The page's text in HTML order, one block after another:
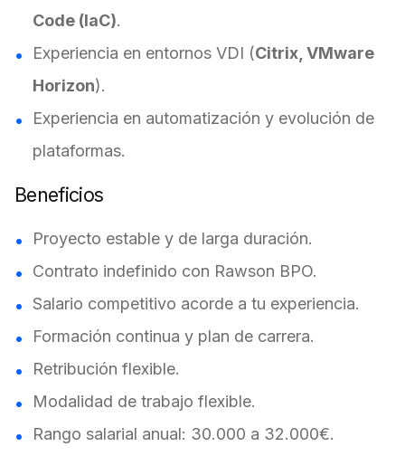
Code (IaC).
Experiencia en entornos VDI (Citrix, VMware
Horizon).
Experiencia en automatización y evolución de
plataformas.
Beneficios
Proyecto estable y de larga duración.
Contrato indefinido con Rawson BPO.
Salario competitivo acorde a tu experiencia.
Formación continua y plan de carrera.
Retribución flexible.
Modalidad de trabajo flexible.
Rango salarial anual: 30.000 a 32.000€.